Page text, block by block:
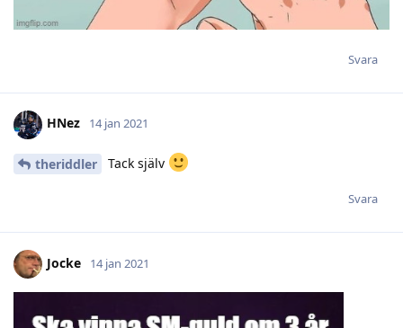
Svara
HNez 14 jan 2021
theriddler Tack själv
Svara
Jocke 14 jan 2021